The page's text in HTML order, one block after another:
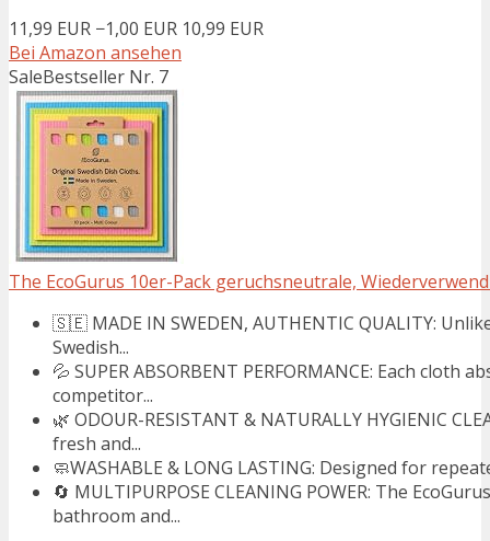
11,99 EUR −1,00 EUR 10,99 EUR
Bei Amazon ansehen
SaleBestseller Nr. 7
The EcoGurus 10er-Pack geruchsneutrale,
🇸🇪 MADE IN SWEDEN, AUTHENTIC QUALITY:
Swedish...
💦 SUPER ABSORBENT PERFORMANCE: Each
competitor...
🌿 ODOUR-RESISTANT & NATURALLY HYGIENIC
fresh and...
🧼WASHABLE & LONG LASTING: Designed for
🔄 MULTIPURPOSE CLEANING POWER: The
bathroom and...